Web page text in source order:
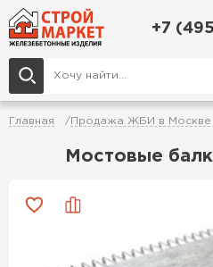
+7
Главная Продажа ЖБИ в Москве
Мостовые